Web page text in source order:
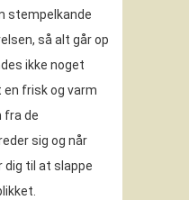
stempelkande
så alt går op
ikke noget
frisk og varm
fra de
sig og når
dig til at slappe